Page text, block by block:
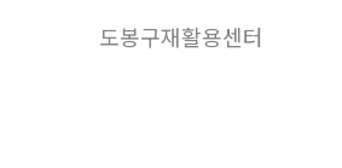
도봉구재활용센터